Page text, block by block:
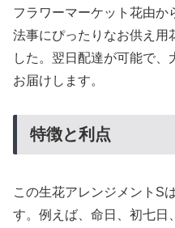
フラワーマーケット花由か
法事にぴったりなお供え用
した。翌日配達が可能で
お届けします。
特徴と利点
この生花アレンジメントS
す。例えば、命日、初七日